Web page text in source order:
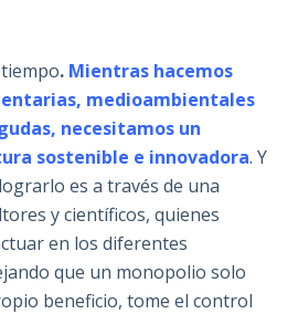
. Mientras hacemos
medioambientales
necesitamos un
sostenible e innovadora. Y
es a través de una
y científicos, quienes
en los diferentes
que un monopolio solo
beneficio, tome el control